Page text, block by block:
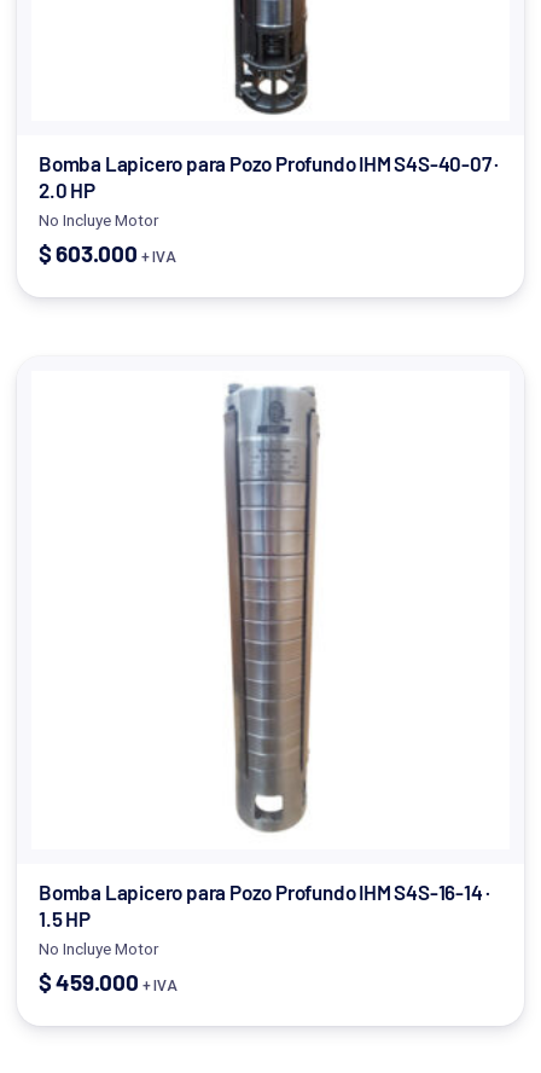
Bomba Lapicero para Pozo Profundo IHM S4S-40-07 ·
2.0 HP
No Incluye Motor
$603.000 + IVA
Bomba Lapicero para Pozo Profundo IHM S4S-16-14 ·
1.5 HP
No Incluye Motor
$459.000 + IVA